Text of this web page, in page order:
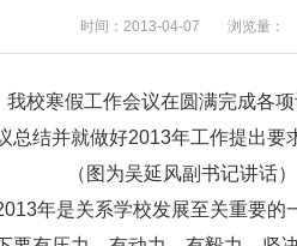
时间：2013-04-07 浏览量：
寒假工作会议在圆满完成各项
总结并就做好2013年工作提出要
（图为吴延风副书记讲话）
年是关系学校发展至关重要的